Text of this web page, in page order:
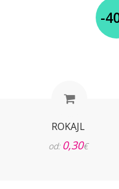
-
ROKAJL
od: 0,30€